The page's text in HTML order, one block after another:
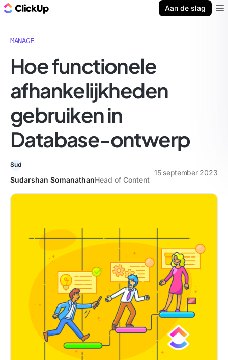
Aan de slag
MANAGE
Hoe functionele
afhankelijkheden
gebruiken in
Database-ontwerp
Sudarshan SomanathanHead of Content
15 september 2023